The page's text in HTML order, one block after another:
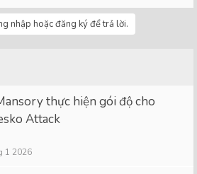
nhập hoặc đăng ký để trả lời.
thực hiện gói độ cho
Attack
1 2026